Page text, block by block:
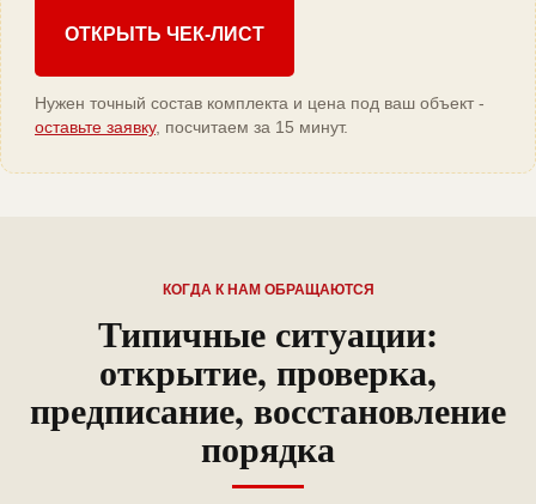
ОТКРЫТЬ ЧЕК-ЛИСТ
Нужен точный состав комплекта и цена под ваш объект -
оставьте заявку, посчитаем за 15 минут.
КОГДА К НАМ ОБРАЩАЮТСЯ
Типичные ситуации:
открытие, проверка,
предписание, восстановление
порядка